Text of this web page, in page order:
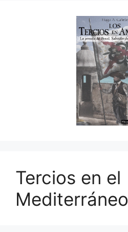
Tercios en el
Mediterráneo